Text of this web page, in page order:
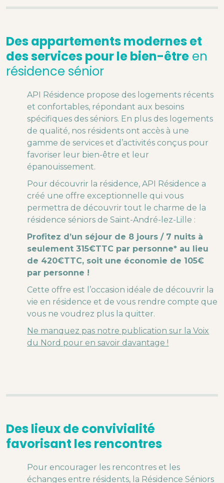
Des appartements modernes et
des services pour le bien-être en
résidence sénior
API Résidence propose des logements récents
et confortables, répondant aux besoins
spécifiques des séniors. En plus des logements
de qualité, nos résidents ont accès à une
gamme de services et d’activités conçus pour
favoriser leur bien-être et leur
épanouissement.
Pour découvrir la résidence, API Résidence a
créé une offre exceptionnelle qui vous
permettra de découvrir tout le charme de la
résidence séniors de Saint-André-lez-Lille :
Profitez d’un séjour de 8 jours / 7 nuits à
seulement 315€TTC par personne* au lieu
de 420€TTC, soit une économie de 105€
par personne !
Cette offre est l’occasion idéale de découvrir la
vie en résidence et de vous rendre compte que
vous ne voudrez plus la quitter.
Ne manquez pas notre publication sur la Voix
du Nord pour en savoir davantage !
Des lieux de convivialité
favorisant les rencontres
Pour encourager les rencontres et les
échanges entre résidents, la Résidence Séniors